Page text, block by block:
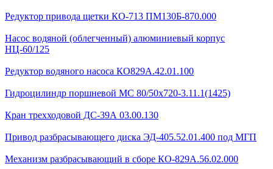
Редуктор привода щетки КО-713 ПМ130Б-870.000
Насос водяной (облегченный) алюминиевый корпус
НЦ-60/125
Редуктор водяного насоса КО829А.42.01.100
Гидроцилиндр поршневой МС 80/50х720-3.11.1(1425)
Кран трехходовой ДС-39А 03.00.130
Привод разбрасывающего диска ЭД-405.52.01.400 под МГП
Механизм разбрасывающий в сборе КО-829А.56.02.000